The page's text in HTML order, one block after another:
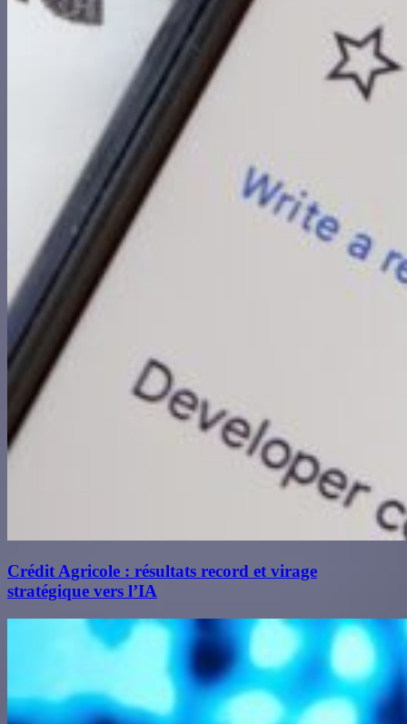
Crédit Agricole : résultats record et virage
stratégique vers l’IA